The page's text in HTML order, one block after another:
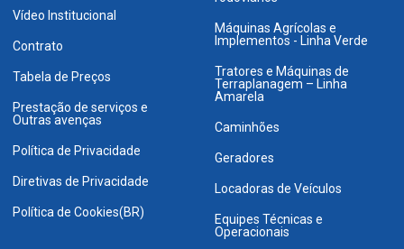
Vídeo Institucional
Contrato
Tabela de Preços
Prestação de serviços e
Outras avenças
Política de Privacidade
Diretivas de Privacidade
Política de Cookies(BR)
Máquinas Agrícolas e
Implementos - Linha Verde
Tratores e Máquinas de
Terraplanagem – Linha
Amarela
Caminhões
Geradores
Locadoras de Veículos
Equipes Técnicas e
Operacionais